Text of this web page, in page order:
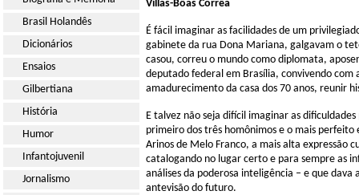
Brasil Holandês
Dicionários
Ensaios
Gilbertiana
História
Humor
Infantojuvenil
Jornalismo
Villas-Bôas Corrêa
É fácil imaginar as facilidades de um
gabinete da rua Dona Mariana, galgavam o
casou, correu o mundo como diplomata,
deputado federal em Brasília, convivendo com
amadurecimento da casa dos 70 anos, reunir
E talvez não seja difícil imaginar as
primeiro dos três homônimos e o mais
Arinos de Melo Franco, a mais alta expressão
catalogando no lugar certo e para sempre as
análises da poderosa inteligência – e que
antevisão do futuro.